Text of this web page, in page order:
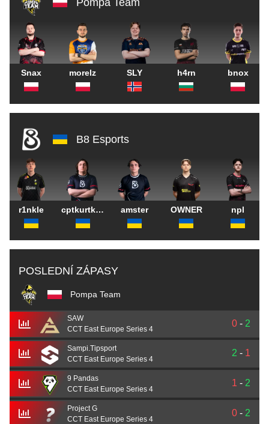
Pompa Team
Snax morelz SLY h4rn bnox
B8 Esports
r1nkle cptkurtka023 amster OWNER npl
POSLEDNÍ ZÁPASY
Pompa Team
SAW
CCT East Europe Series 4
0 - 2
Sampi.Tipsport
CCT East Europe Series 4
2 - 1
9 Pandas
CCT East Europe Series 4
1 - 2
Project G
CCT East Europe Series 4
0 - 2